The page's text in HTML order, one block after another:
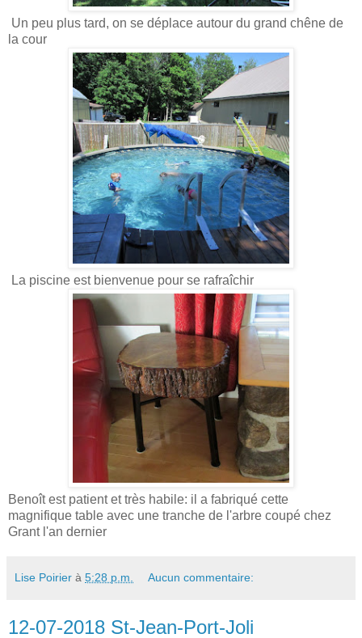
Un peu plus tard, on se déplace autour du grand chêne de
la cour
La piscine est bienvenue pour se rafraîchir
Benoît est patient et très habile: il a fabriqué cette
magnifique table avec une tranche de l'arbre coupé chez
Grant l'an dernier
Lise Poirier à 5:28 p.m. Aucun commentaire:
12-07-2018 St-Jean-Port-Joli